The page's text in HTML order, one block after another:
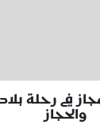
في رحلة
والحجاز